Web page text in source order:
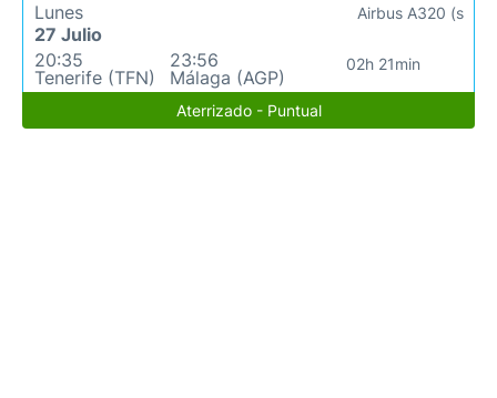
Lunes
27 Julio
20:35
Tenerife (TFN)
23:56
Málaga (AGP)
02h 21min
Airbus A320 (s
Aterrizado - Puntual